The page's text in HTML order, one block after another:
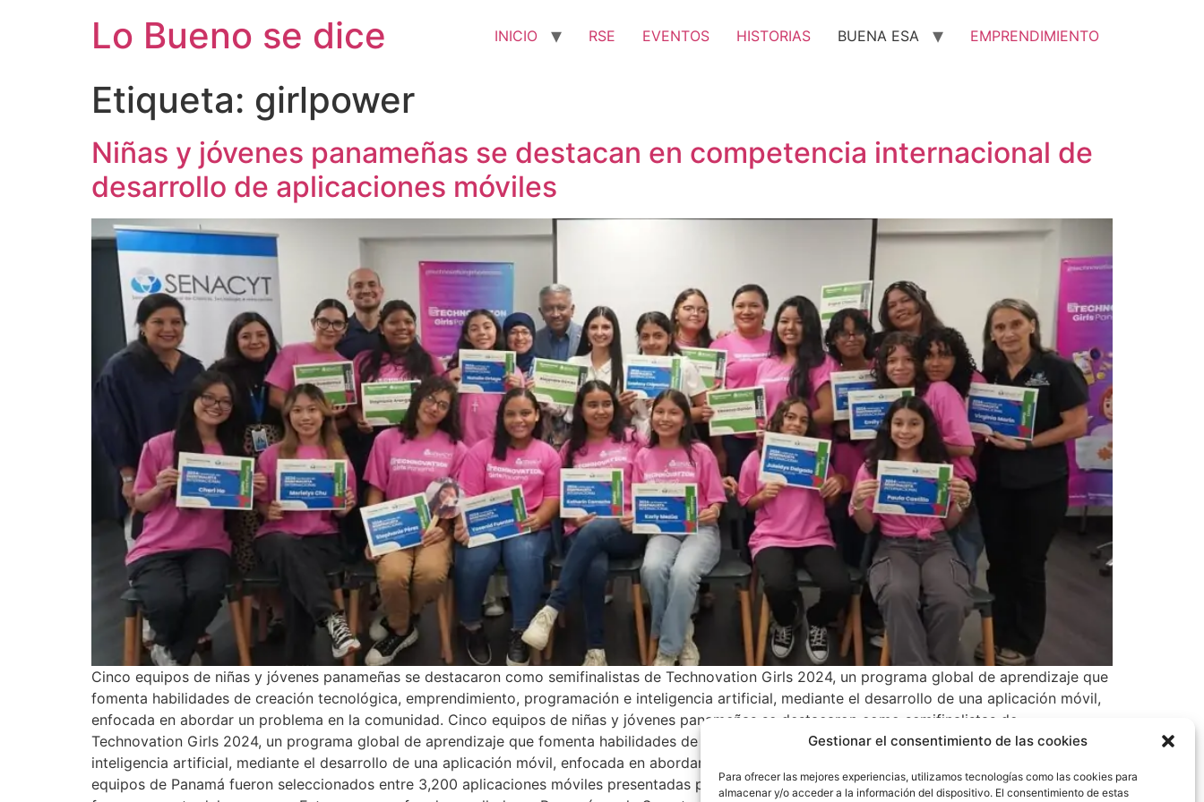
Gestionar el consentimiento de las cookies
Para ofrecer las mejores experiencias, utilizamos tecnologías como las cookies para
almacenar y/o acceder a la información del dispositivo. El consentimiento de estas
Lo Bueno se dice INICIO RSE EVENTOS HISTORIAS BUENA ESA EMPRENDIMIENTO
Etiqueta: girlpower
Niñas y jóvenes panameñas se destacan en competencia internacional de
desarrollo de aplicaciones móviles
Cinco equipos de niñas y jóvenes panameñas se destacaron como semifinalistas de Technovation Girls 2024, un programa global de aprendizaje que
fomenta habilidades de creación tecnológica, emprendimiento, programación e inteligencia artificial, mediante el desarrollo de una aplicación móvil,
enfocada en abordar un problema en la comunidad. Cinco equipos de niñas y jóvenes panameñas se destacaron como semifinalistas de
Technovation Girls 2024, un programa global de aprendizaje que fomenta habilidades de creación tecnológica, emprendimiento, programación e
inteligencia artificial, mediante el desarrollo de una aplicación móvil, enfocada en abordar un problema en la comunidad. Los proyectos de los
equipos de Panamá fueron seleccionados entre 3,200 aplicaciones móviles presentadas por las participantes de entre 8 y 18 años de 123 países que